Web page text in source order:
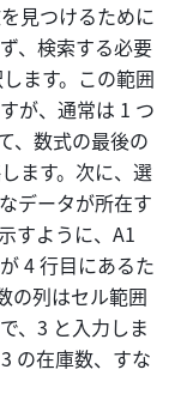
見つけるために
、検索する必要
ます。この範囲
が、通常は 1 つ
、数式の最後の
ます。次に、選
データが所在す
すように、A1
4 行目にあるた
の列はセル範囲
、3 と入力しま
の在庫数、すな